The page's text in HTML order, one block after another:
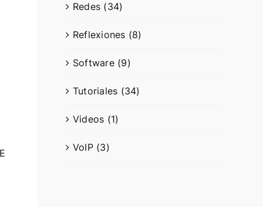
Redes (34)
Reflexiones (8)
Software (9)
Tutoriales (34)
Videos (1)
VoIP (3)